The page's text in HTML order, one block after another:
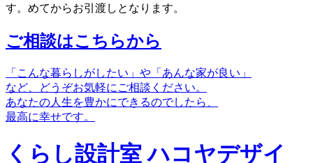
す。めてからお引渡しとなります。
ご相談はこちらから
「こんな暮らしがしたい」や「あんな家が良い」
など、どうぞお気軽にご相談ください。
あなたの人生を豊かにできるのでしたら、
最高に幸せです。
くらし設計室 ハコヤデザイ